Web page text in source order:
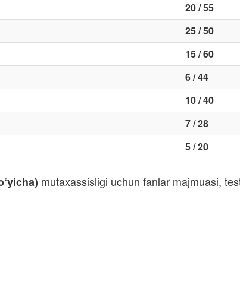
20 / 55
25 / 50
15 / 60
6 / 44
10 / 40
7 / 28
5 / 20
mutaxassisligi uchun fanlar majmuasi,